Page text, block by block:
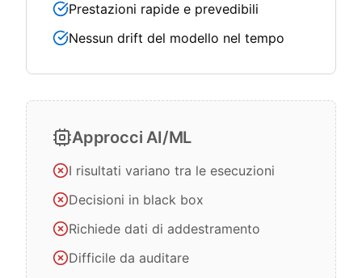
Prestazioni rapide e prevedibili
Nessun drift del modello nel tempo
Approcci AI/ML
I risultati variano tra le esecuzioni
Decisioni in black box
Richiede dati di addestramento
Difficile da auditare